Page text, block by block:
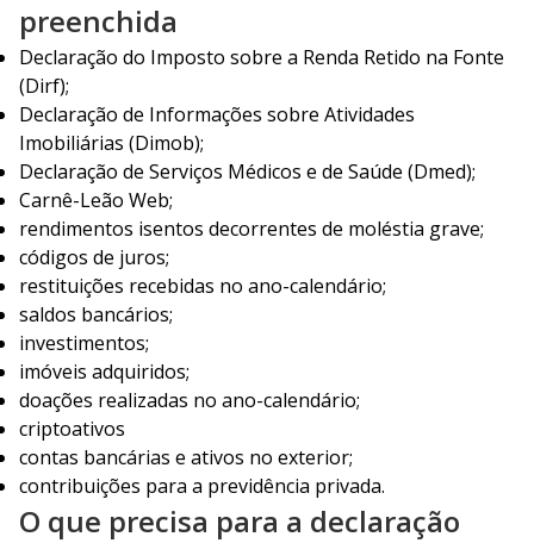
preenchida
Declaração do Imposto sobre a Renda Retido na Fonte
(Dirf);
Declaração de Informações sobre Atividades
Imobiliárias (Dimob);
Declaração de Serviços Médicos e de Saúde (Dmed);
Carnê-Leão Web;
rendimentos isentos decorrentes de moléstia grave;
códigos de juros;
restituições recebidas no ano-calendário;
saldos bancários;
investimentos;
imóveis adquiridos;
doações realizadas no ano-calendário;
criptoativos
contas bancárias e ativos no exterior;
contribuições para a previdência privada.
O que precisa para a declaração